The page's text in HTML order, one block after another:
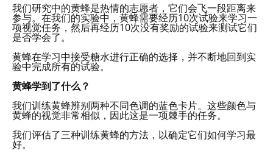
我们研究中的黄蜂是热情的志愿者，它们会飞一段距离来
参与。在我们的实验中，黄蜂需要经历10次试验来学习一
项视觉任务，然后再经历10次没有奖励的试验来测试它们
是否学会了。
黄蜂在学习中接受糖水进行正确的选择，并不断地回到实
验中完成所有的试验。
黄蜂学到了什么？
我们训练黄蜂辨别两种不同色调的蓝色卡片。这些颜色与
黄蜂的视觉非常相似，因此这是一项棘手的任务。
我们评估了三种训练黄蜂的方法，以确定它们如何学习最
好。